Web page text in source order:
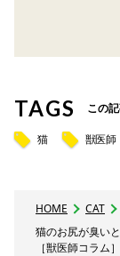
TAGS この
猫 獣医師
HOME CAT
猫のお尻が臭い
［獣医師コラム］